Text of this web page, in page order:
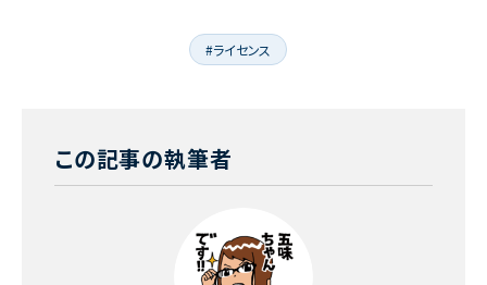
#ライセンス
この記事の執筆者